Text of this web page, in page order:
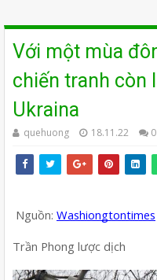
Với một mùa
chiến tranh còn
Ukraina
quehuong 18.11.22 0
Nguồn: Washiongtontimes
Trần Phong lược dịch